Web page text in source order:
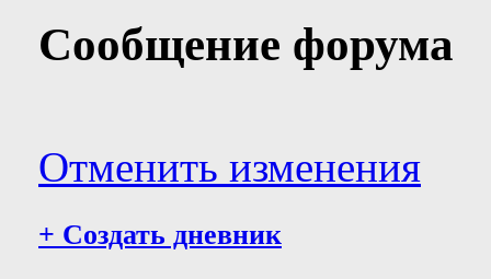
Сообщение форума
Отменить изменения
+ Создать дневник